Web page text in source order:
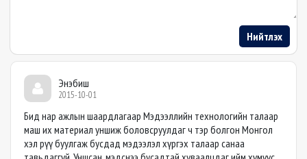
Нийтлэх
Энэбиш
2015-10-01
Бид нар ажлын шаардлагаар Мэдээллийн технологийн талаар
маш их материал уншиж боловсруулдаг ч тэр болгон Монгол
хэл рүү буулгаж бусдад мэдээлэл хүргэх талаар санаа